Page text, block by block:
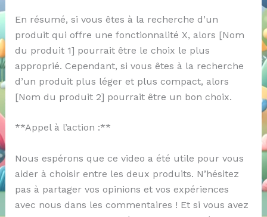
En résumé, si vous êtes à la recherche d’un
produit qui offre une fonctionnalité X, alors [Nom
du produit 1] pourrait être le choix le plus
approprié. Cependant, si vous êtes à la recherche
d’un produit plus léger et plus compact, alors
[Nom du produit 2] pourrait être un bon choix.
**Appel à l’action :**
Nous espérons que ce video a été utile pour vous
aider à choisir entre les deux produits. N’hésitez
pas à partager vos opinions et vos expériences
avec nous dans les commentaires ! Et si vous avez